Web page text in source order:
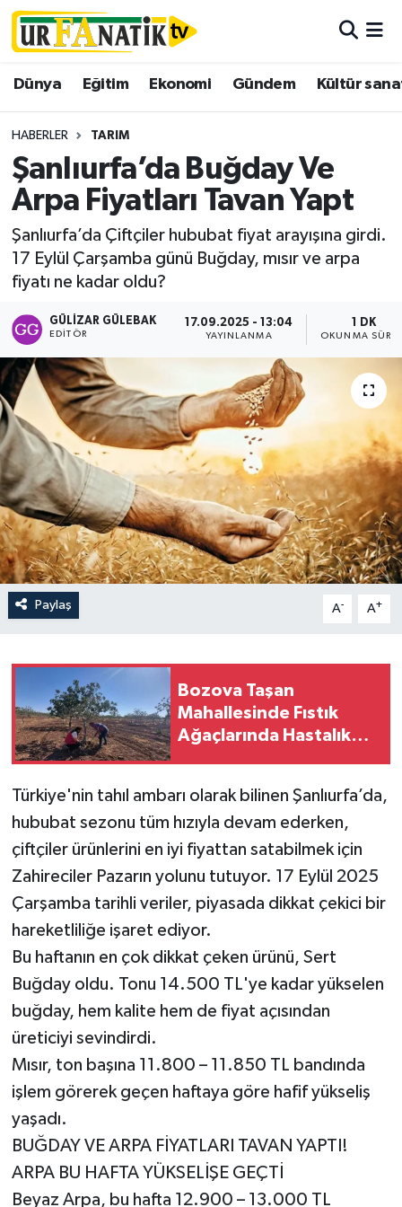
Dünya Eğitim Ekonomi Gündem Kültür
HABERLER TARIM
Şanlıurfa’da Buğday Ve
Arpa Fiyatları Tavan Yapt
Şanlıurfa’da Çiftçiler hububat fiyat arayışına girdi.
17 Eylül Çarşamba günü Buğday, mısır ve arpa
fiyatı ne kadar oldu?
GÜLIZAR GÜLEBAK
EDITÖR
17.09.2025 - 13:04
YAYINLANMA
1 DK
OKUNMA
Paylaş A- A+
Bozova Taşan
Mahallesinde Fıstık
Ağaçlarında Hastalık
Türkiye'nin tahıl ambarı olarak bilinen Şanlıurfa’da,
hububat sezonu tüm hızıyla devam ederken,
çiftçiler ürünlerini en iyi fiyattan satabilmek için
Zahireciler Pazarın yolunu tutuyor. 17 Eylül 2025
Çarşamba tarihli veriler, piyasada dikkat çekici bir
hareketliliğe işaret ediyor.
Bu haftanın en çok dikkat çeken ürünü, Sert
Buğday oldu. Tonu 14.500 TL'ye kadar yükselen
buğday, hem kalite hem de fiyat açısından
üreticiyi sevindirdi.
Mısır, ton başına 11.800 – 11.850 TL bandında
işlem görerek geçen haftaya göre hafif yükseliş
yaşadı.
BUĞDAY VE ARPA FİYATLARI TAVAN YAPTI!
ARPA BU HAFTA YÜKSELİŞE GEÇTİ
Beyaz Arpa, bu hafta 12.900 – 13.000 TL
Trafik Durumu
Süper Lig Puan Durumu ve Fikstür
Tüm Manşetler
Son Dakika Haberleri